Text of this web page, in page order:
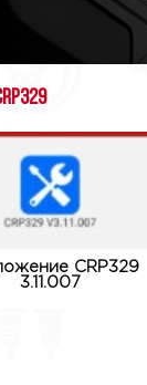
CRP329
3.11.007